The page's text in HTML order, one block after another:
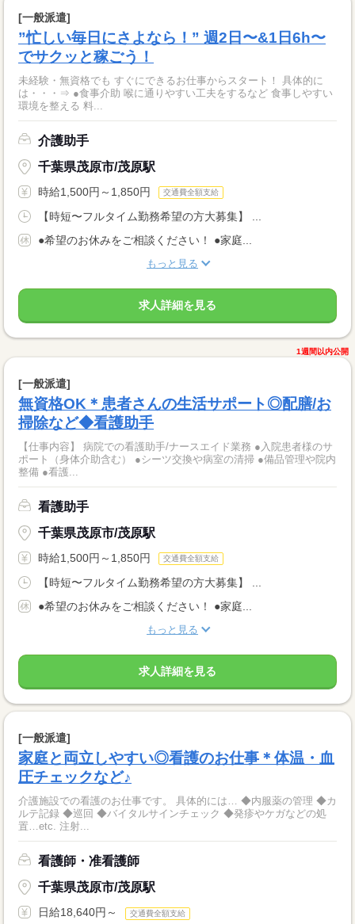
[一般派遣]
”忙しい毎日にさよなら！” 週2日〜&1日6h〜
でサクッと稼ごう！
未経験・無資格でも すぐにできるお仕事からスタート！ 具体的に
は・・・⇒ ●食事介助 喉に通りやすい工夫をするなど 食事しやすい
環境を整える 料...
介護助手
千葉県茂原市/茂原駅
時給1,500円～1,850円 交通費全額支給
【時短〜フルタイム勤務希望の方大募集】 ...
●希望のお休みをご相談ください！ ●家庭...
もっと見る
求人詳細を見る
1週間以内公開
[一般派遣]
無資格OK＊患者さんの生活サポート◎配膳/お
掃除など◆看護助手
【仕事内容】 病院での看護助手/ナースエイド業務 ●入院患者様のサ
ポート（身体介助含む） ●シーツ交換や病室の清掃 ●備品管理や院内
整備 ●看護...
看護助手
千葉県茂原市/茂原駅
時給1,500円～1,850円 交通費全額支給
【時短〜フルタイム勤務希望の方大募集】 ...
●希望のお休みをご相談ください！ ●家庭...
もっと見る
求人詳細を見る
[一般派遣]
家庭と両立しやすい◎看護のお仕事＊体温・血
圧チェックなど♪
介護施設での看護のお仕事です。 具体的には… ◆内服薬の管理 ◆カ
ルテ記録 ◆巡回 ◆バイタルサインチェック ◆発疹やケガなどの処
置…etc. 注射...
看護師・准看護師
千葉県茂原市/茂原駅
日給18,640円～ 交通費全額支給